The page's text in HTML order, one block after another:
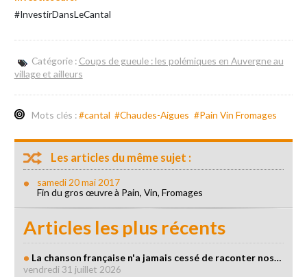
#InvestirDansLeCantal
Catégorie : Coups de gueule : les polémiques en Auvergne au
village et ailleurs
Mots clés :#cantal #Chaudes-Aigues #Pain Vin Fromages
Les articles du même sujet :
samedi 20 mai 2017
Fin du gros œuvre à Pain, Vin, Fromages
Articles les plus récents
La chanson française n'a jamais cessé de raconter nos…
vendredi 31 juillet 2026